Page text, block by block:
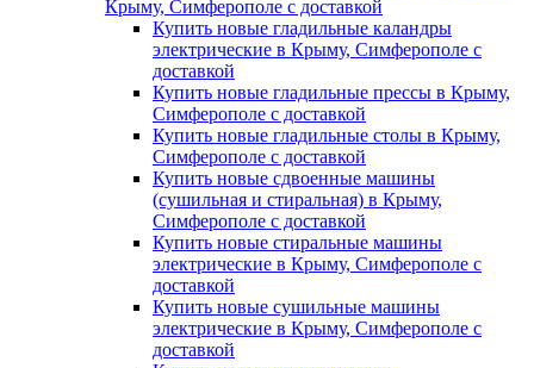
Крыму, Симферополе с доставкой
Купить новые гладильные каландры
электрические в Крыму, Симферополе с
доставкой
Купить новые гладильные прессы в Крыму,
Симферополе с доставкой
Купить новые гладильные столы в Крыму,
Симферополе с доставкой
Купить новые сдвоенные машины
(сушильная и стиральная) в Крыму,
Симферополе с доставкой
Купить новые стиральные машины
электрические в Крыму, Симферополе с
доставкой
Купить новые сушильные машины
электрические в Крыму, Симферополе с
доставкой